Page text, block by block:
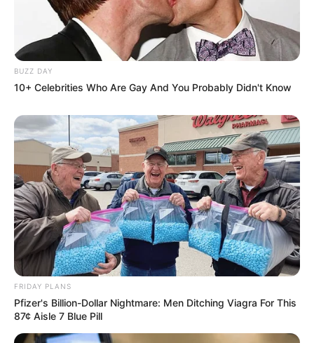
BUZZ DAY
10+ Celebrities Who Are Gay And You Probably Didn't Know
FRIDAY PLANS
Pfizer's Billion-Dollar Nightmare: Men Ditching Viagra For This
87¢ Aisle 7 Blue Pill